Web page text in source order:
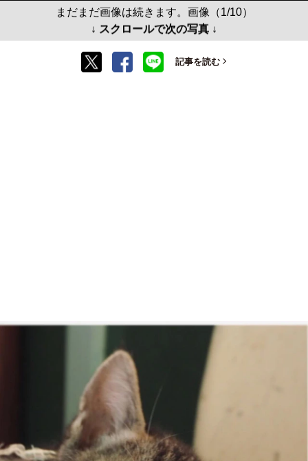
まだまだ画像は続きます。画像（1/10）
↓ スクロールで次の写真 ↓
記事を読む